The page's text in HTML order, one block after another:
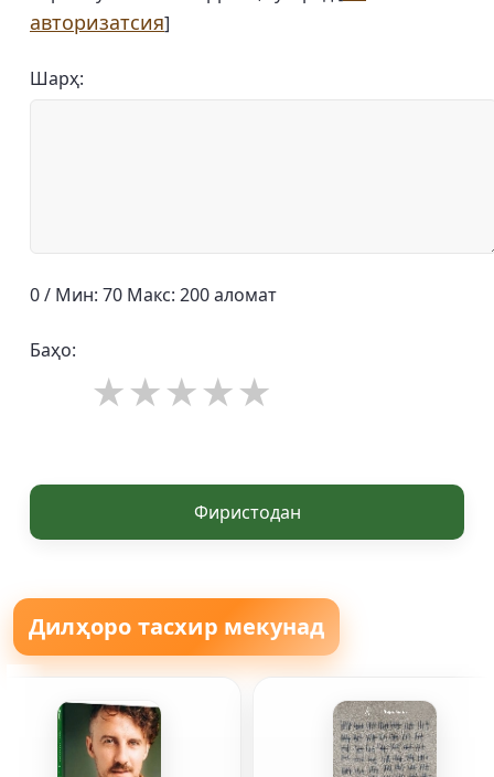
авторизатсия]
Шарҳ:
0 / Мин: 70 Макс: 200 аломат
Баҳо:
Фиристодан
Дилҳоро тасхир мекунад